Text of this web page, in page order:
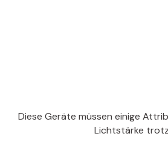
Diese Geräte müssen einige
Lichtstärke